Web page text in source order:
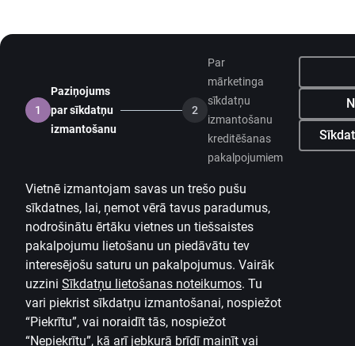
1
Paziņojums
par sīkdatņu
izmantošanu
2
Par
mārketinga
sīkdatņu
izmantošanu
kreditēšanas
pakalpojumiem
Vietnē izmantojam savas un trešo pušu
sīkdatnes, lai, ņemot vērā tavus paradumus,
nodrošinātu ērtāku vietnes un tiešsaistes
pakalpojumu lietošanu un piedāvātu tev
interesējošu saturu un pakalpojumus. Vairāk
uzzini Sīkdatņu lietošanas noteikumos. Tu
vari piekrist sīkdatņu izmantošanai, nospiežot
“Piekrītu”, vai noraidīt tās, nospiežot
“Nepiekrītu”, kā arī jebkurā brīdī mainīt vai